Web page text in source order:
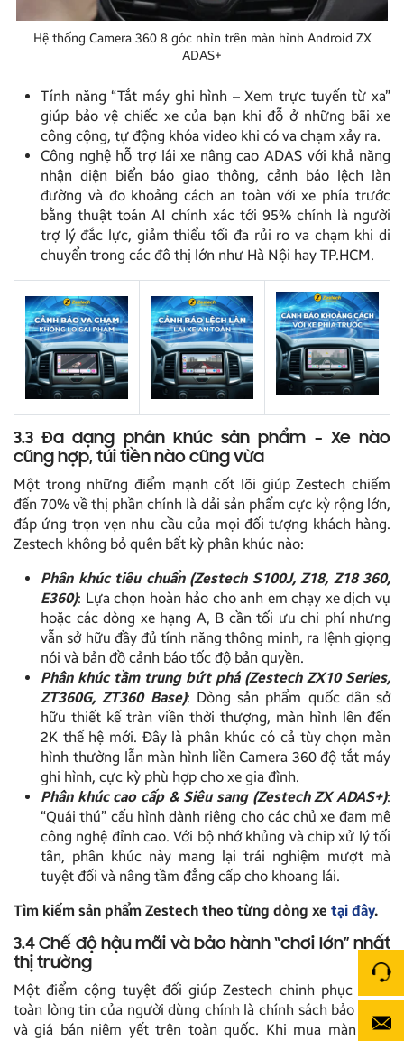
Hệ thống Camera 360 8 góc nhìn trên màn hình Android ZX
ADAS+
Tính năng “Tắt máy ghi hình – Xem trực tuyến từ xa”
giúp bảo vệ chiếc xe của bạn khi đỗ ở những bãi xe
công cộng, tự động khóa video khi có va chạm xảy ra.
Công nghệ hỗ trợ lái xe nâng cao ADAS với khả năng
nhận diện biển báo giao thông, cảnh báo lệch làn
đường và đo khoảng cách an toàn với xe phía trước
bằng thuật toán AI chính xác tới 95% chính là người
trợ lý đắc lực, giảm thiểu tối đa rủi ro va chạm khi di
chuyển trong các đô thị lớn như Hà Nội hay TP.HCM.
3.3 Đa dạng phân khúc sản phẩm – Xe nào
cũng hợp, túi tiền nào cũng vừa
Một trong những điểm mạnh cốt lõi giúp Zestech chiếm
đến 70% về thị phần chính là dải sản phẩm cực kỳ rộng lớn,
đáp ứng trọn vẹn nhu cầu của mọi đối tượng khách hàng.
Zestech không bỏ quên bất kỳ phân khúc nào:
Phân khúc tiêu chuẩn (Zestech S100J, Z18, Z18 360,
E360): Lựa chọn hoàn hảo cho anh em chạy xe dịch vụ
hoặc các dòng xe hạng A, B cần tối ưu chi phí nhưng
vẫn sở hữu đầy đủ tính năng thông minh, ra lệnh giọng
nói và bản đồ cảnh báo tốc độ bản quyền.
Phân khúc tầm trung bứt phá (Zestech ZX10 Series,
ZT360G, ZT360 Base): Dòng sản phẩm quốc dân sở
hữu thiết kế tràn viền thời thượng, màn hình lên đến
2K thế hệ mới. Đây là phân khúc có cả tùy chọn màn
hình thường lẫn màn hình liền Camera 360 độ tắt máy
ghi hình, cực kỳ phù hợp cho xe gia đình.
Phân khúc cao cấp & Siêu sang (Zestech ZX ADAS+):
“Quái thú” cấu hình dành riêng cho các chủ xe đam mê
công nghệ đỉnh cao. Với bộ nhớ khủng và chip xử lý tối
tân, phân khúc này mang lại trải nghiệm mượt mà
tuyệt đối và nâng tầm đẳng cấp cho khoang lái.
Tìm kiếm sản phẩm Zestech theo từng dòng xe tại đây.
3.4 Chế độ hậu mãi và bảo hành “chơi lớn” nhất
thị trường
Một điểm cộng tuyệt đối giúp Zestech chinh phục hoàn
toàn lòng tin của người dùng chính là chính sách bảo hành
và giá bán niêm yết trên toàn quốc. Khi mua màn hình